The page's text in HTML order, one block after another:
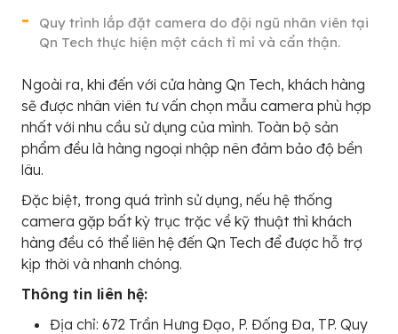
Quy trình lắp đặt camera do đội ngũ nhân viên tại
Qn Tech thực hiện một cách tỉ mỉ và cẩn thận.
Ngoài ra, khi đến với cửa hàng Qn Tech, khách hàng
sẽ được nhân viên tư vấn chọn mẫu camera phù hợp
nhất với nhu cầu sử dụng của mình. Toàn bộ sản
phẩm đều là hàng ngoại nhập nên đảm bảo độ bền
lâu.
Đặc biệt, trong quá trình sử dụng, nếu hệ thống
camera gặp bất kỳ trục trặc về kỹ thuật thì khách
hàng đều có thể liên hệ đến Qn Tech để được hỗ trợ
kịp thời và nhanh chóng.
Thông tin liên hệ:
Địa chỉ: 672 Trần Hưng Đạo, P. Đống Đa, TP. Quy